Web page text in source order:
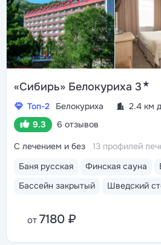
«Сибирь» Белокуриха 3★
Топ-2 Белокуриха
2.4 км
9.3
6 отзывов
Баня русская Финская сауна
Бассейн закрытый
Шведский
С лечением и без 13 профилей
от 7180 ₽